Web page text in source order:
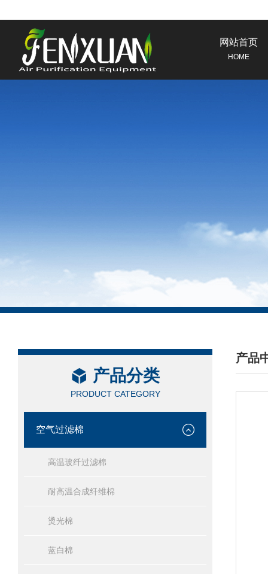
网站首页
HOME
产品分类
PRODUCT CATEGORY
空气过滤棉
高温玻纤过滤棉
耐高温合成纤维棉
烫光棉
蓝白棉
产品
/